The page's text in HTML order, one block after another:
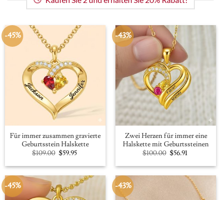
-45%
Für immer zusammen gravierte
Geburtsstein Halskette
$109.00 Original
price
was:
$59.95Current
is:
-43%
Zwei Herzen für immer eine
Halskette mit Geburtssteinen
$100.00 Original
price
was:
$56.91Current
is:
-45% -43%